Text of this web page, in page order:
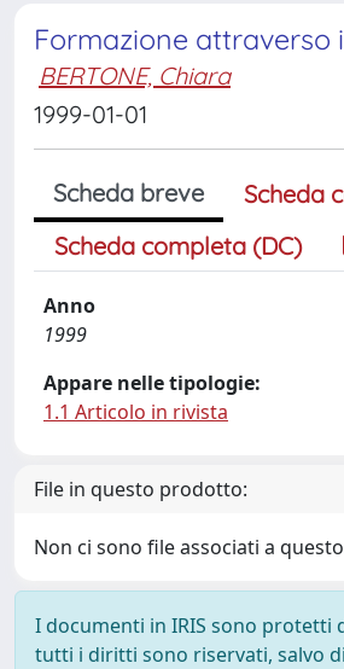
Formazione attraverso
BERTONE, Chiara
1999-01-01
Scheda breve
Scheda
Scheda completa (DC)
Anno
1999
Appare nelle tipologie:
1.1 Articolo in rivista
File in questo prodotto:
Non ci sono file associati a
I documenti in IRIS sono protetti
tutti i diritti sono riservati, salvo